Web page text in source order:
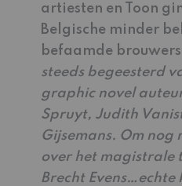
artiesten en Toon
Belgische minder
befaamde
steeds begeesterd
graphic novel
Spruyt, Judith
Gijsemans. Om nog
over het magistrale
Brecht Evens…echte